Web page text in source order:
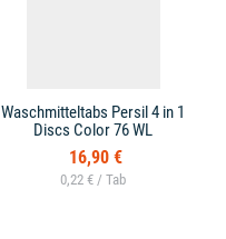
Waschmitteltabs Persil 4 in 1
Discs Color 76 WL
16,90 €
0,22 € /